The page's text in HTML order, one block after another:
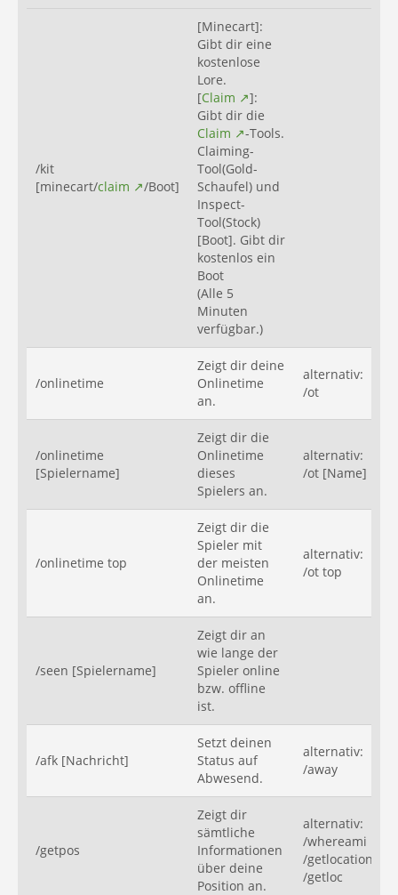
/kit
[minecart/claim /Boot]
[Minecart]:
Gibt dir eine
kostenlose
Lore.
[Claim
]:
Gibt dir die
Claim
-Tools.
Claiming-
Tool(Gold-
Schaufel) und
Inspect-
Tool(Stock)
[Boot]. Gibt dir
kostenlos ein
Boot
(Alle 5
Minuten
verfügbar.)
/onlinetime
Zeigt dir deine
Onlinetime
an.
alternativ:
/ot
/onlinetime
[Spielername]
Zeigt dir die
Onlinetime
dieses
Spielers an.
alternativ:
/ot [Name]
/onlinetime top
Zeigt dir die
Spieler mit
der meisten
Onlinetime
an.
alternativ:
/ot top
/seen [Spielername]
Zeigt dir an
wie lange der
Spieler online
bzw. offline
ist.
/afk [Nachricht]
Setzt deinen
Status auf
Abwesend.
alternativ:
/away
/getpos
Zeigt dir
sämtliche
Informationen
über deine
Position an.
alternativ:
/whereami
/getlocation
/getloc